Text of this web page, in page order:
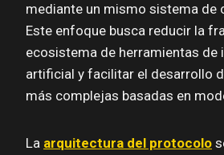
mediante un mismo sistema de
Este enfoque busca reducir la
ecosistema de herramientas de
artificial y facilitar el desarrollo
más complejas basadas en
La arquitectura del protocolo